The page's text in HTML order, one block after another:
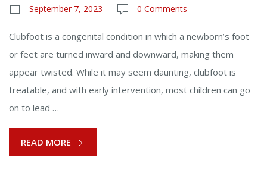
September 7, 2023 0 Comments
Clubfoot is a congenital condition in which a newborn’s foot
or feet are turned inward and downward, making them
appear twisted. While it may seem daunting, clubfoot is
treatable, and with early intervention, most children can go
on to lead …
READ MORE